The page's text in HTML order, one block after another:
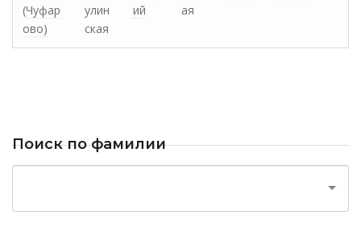
(Чуфар
ово)
улин
ская
ий
ая
Поиск по фамилии